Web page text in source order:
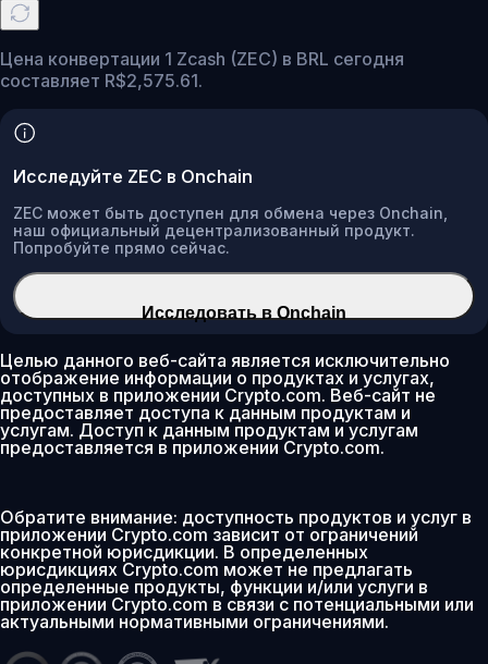
Цена конвертации 1 Zcash (ZEC) в BRL сегодня
составляет R$2,575.61.
Исследуйте ZEC в Onchain
ZEC может быть доступен для обмена через Onchain,
наш официальный децентрализованный продукт.
Попробуйте прямо сейчас.
Исследовать в Onchain
Целью данного веб-сайта является исключительно
отображение информации о продуктах и услугах,
доступных в приложении Crypto.com. Веб-сайт не
предоставляет доступа к данным продуктам и
услугам. Доступ к данным продуктам и услугам
предоставляется в приложении Crypto.com.
Обратите внимание: доступность продуктов и услуг в
приложении Crypto.com зависит от ограничений
конкретной юрисдикции. В определенных
юрисдикциях Crypto.com может не предлагать
определенные продукты, функции и/или услуги в
приложении Crypto.com в связи с потенциальными или
актуальными нормативными ограничениями.